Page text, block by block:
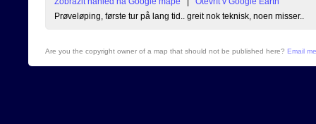
Prøveløping, første tur på lang tid.. greit nok teknisk, noen misser..
Are you the copyright owner of a map that should not be published here? Email me